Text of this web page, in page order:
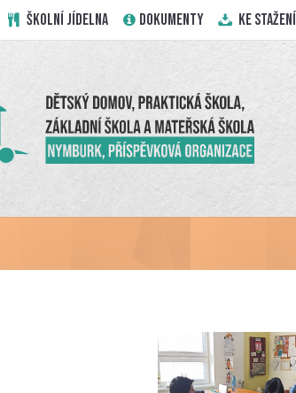
ŠKOLNÍ JÍDELNA DOKUMENTY KE STAŽENÍ